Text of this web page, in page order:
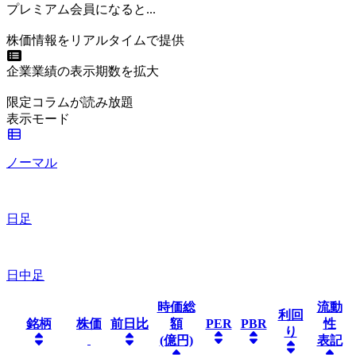
プレミアム会員になると...
株価情報をリアルタイムで提供
企業業績の表示期数を拡大
限定コラムが読み放題
表示モード
ノーマル
日足
日中足
銘柄 株価 前日比
時価総
額
(億円)
PER PBR
利回
り
流動
性
表記